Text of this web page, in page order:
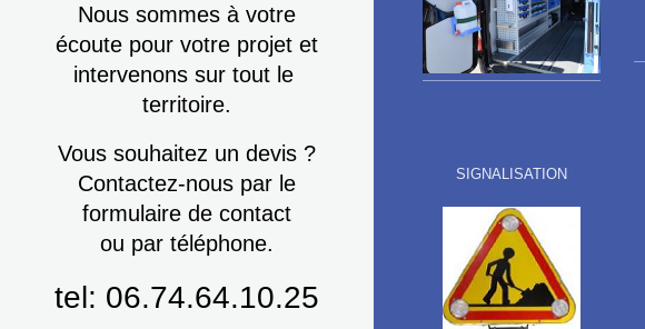
SIGNALISATION
Nous sommes à votre
écoute pour votre projet et
intervenons sur tout le
territoire.
Vous souhaitez un devis ?
Contactez-nous par le
formulaire de contact
ou par téléphone.
tel: 06.74.64.10.25